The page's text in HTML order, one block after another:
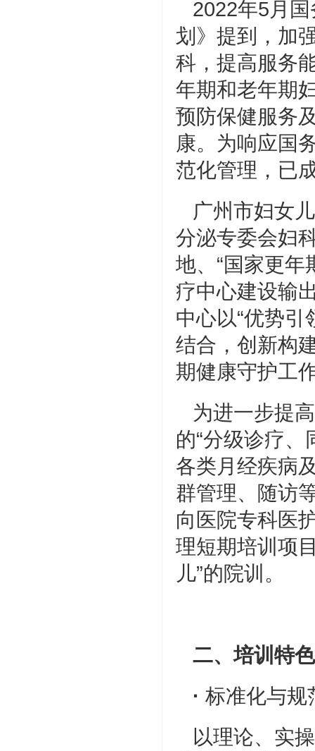
2022年5月
划》提到，加
科，提高服务
年期和老年期
预防保健服务
康。为响应国
范化管理，已
广州市妇女
分泌专委会妇
地、“国家更年
疗中心建设输
中心以“优势引
结合，创新构
期健康守护工
为进一步提
的“分级诊疗
各类月经疾病
群管理、随访
向医院专科医
理短期培训项
儿”的院训。
二、培训特色
· 标准化与规
以理论、实